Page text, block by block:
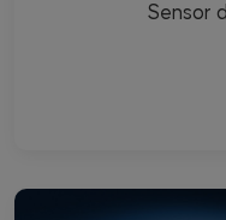
Sensor